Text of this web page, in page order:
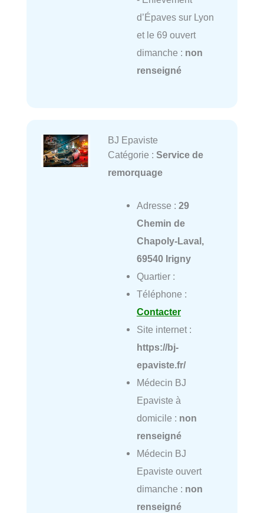
d’Épaves sur Lyon
et le 69 ouvert
dimanche : non
renseigné
BJ Epaviste
Catégorie : Service de
remorquage
Adresse : 29
Chemin de
Chapoly-Laval,
69540 Irigny
Quartier :
Téléphone :
Contacter
Site internet :
https://bj-
epaviste.fr/
Médecin BJ
Epaviste à
domicile : non
renseigné
Médecin BJ
Epaviste ouvert
dimanche : non
renseigné